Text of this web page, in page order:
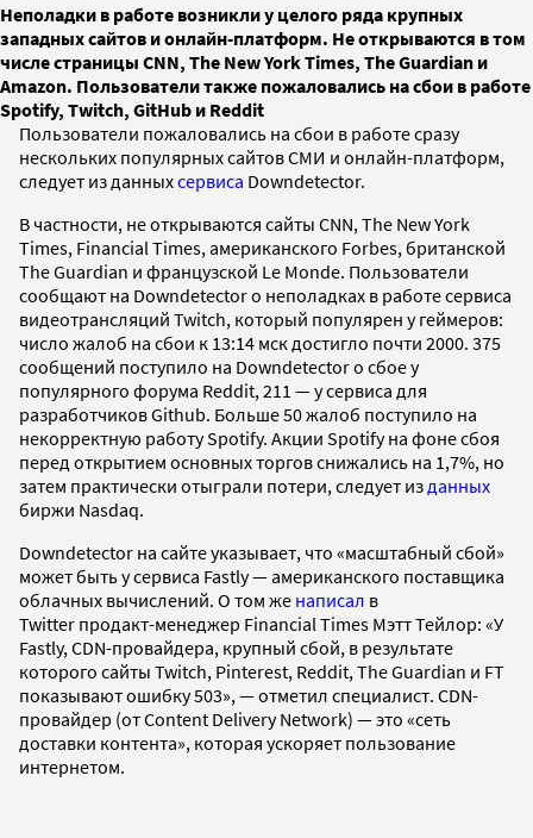
Неполадки в работе возникли у целого ряда крупных
западных сайтов и онлайн-платформ. Не открываются в том
числе страницы CNN, The New York Times, The Guardian и
Amazon. Пользователи также пожаловались на сбои в работе
Spotify, Twitch, GitHub и Reddit
Пользователи пожаловались на сбои в работе сразу
нескольких популярных сайтов СМИ и онлайн-платформ,
следует из данныхсервиса Downdetector.
В частности, не открываются сайты CNN, The New York
Times, Financial Times, американского Forbes, британской
The Guardian и французской Le Monde. Пользователи
сообщают на Downdetector о неполадках в работе сервиса
видеотрансляций Twitch, который популярен у геймеров:
число жалоб на сбои к 13:14 мск достигло почти 2000. 375
сообщений поступило на Downdetector о сбое у
популярного форума Reddit, 211 — у сервиса для
разработчиков Github. Больше 50 жалоб поступило на
некорректную работу Spotify. Акции Spotify на фоне сбоя
перед открытием основных торгов снижались на 1,7%, но
затем практически отыграли потери, следует из данных
биржи Nasdaq.
Downdetector на сайте указывает, что «масштабный сбой»
может быть у сервиса Fastly — американского поставщика
облачных вычислений. О том же написал в
Twitter продакт-менеджер Financial Times Мэтт Тейлор: «У
Fastly, CDN-провайдера, крупный сбой, в результате
которого сайты Twitch, Pinterest, Reddit, The Guardian и FT
показывают ошибку 503», — отметил специалист. CDN-
провайдер (от Content Delivery Network) — это «сеть
доставки контента», которая ускоряет пользование
интернетом.